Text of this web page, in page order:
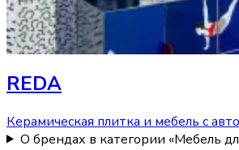
REDA
Керамическая плитка и мебель с
О брендах в категории «Мебель